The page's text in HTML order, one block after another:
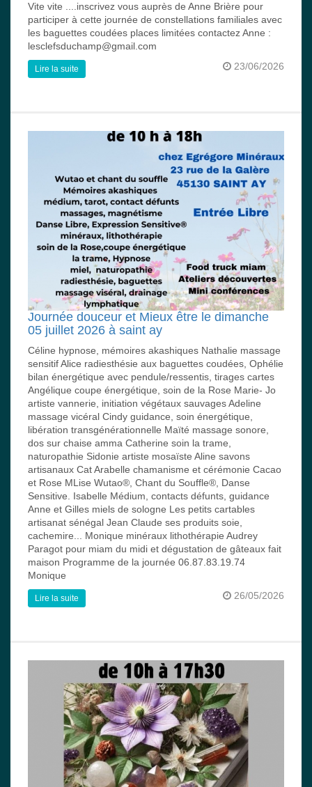
Vite vite ....inscrivez vous auprès de Anne Brière pour
participer à cette journée de constellations familiales avec
les baguettes coudées places limitées contactez Anne :
lesclefsduchamp@gmail.com
23/06/2026
Lire la suite
Journée douceur et Mieux être le dimanche
05 juillet 2026 à saint ay
Céline hypnose, mémoires akashiques Nathalie massage
sensitif Alice radiesthésie aux baguettes coudées, Ophélie
bilan énergétique avec pendule/ressentis, tirages cartes
Angélique coupe énergétique, soin de la Rose Marie- Jo
artiste vannerie, initiation végétaux sauvages Adeline
massage vicéral Cindy guidance, soin énergétique,
libération transgénérationnelle Maïté massage sonore,
dos sur chaise amma Catherine soin la trame,
naturopathie Sidonie artiste mosaïste Aline savons
artisanaux Cat Arabelle chamanisme et cérémonie Cacao
et Rose MLise Wutao®, Chant du Souffle®, Danse
Sensitive. Isabelle Médium, contacts défunts, guidance
Anne et Gilles miels de sologne Les petits cartables
artisanat sénégal Jean Claude ses produits soie,
cachemire... Monique minéraux lithothérapie Audrey
Paragot pour miam du midi et dégustation de gâteaux fait
maison Programme de la journée 06.87.83.19.74
Monique
26/05/2026
Lire la suite